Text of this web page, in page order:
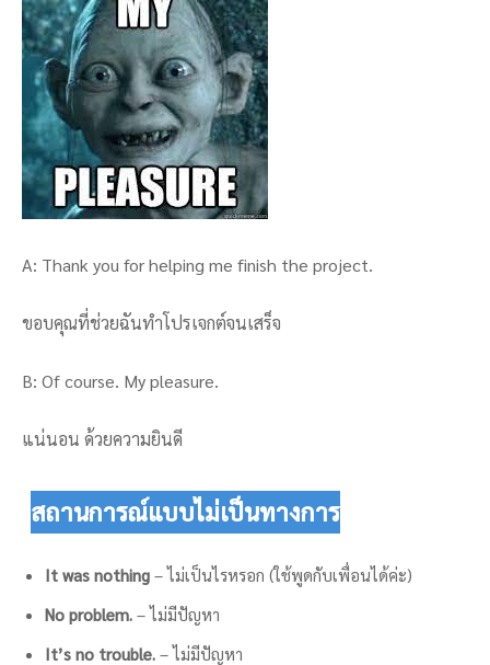
A: Thank you for helping me finish the project.
ขอบคุณที่ช่วยฉันทำโปรเจกต์จนเสร็จ
B: Of course. My pleasure.
แน่นอน ด้วยความยินดี
สถานการณ์แบบไม่เป็นทางการ
It was nothing – ไม่เป็นไรหรอก (ใช้พูดกับเพื่อนได้ค่ะ)
No problem. – ไม่มีปัญหา
It’s no trouble. – ไม่มีปัญหา